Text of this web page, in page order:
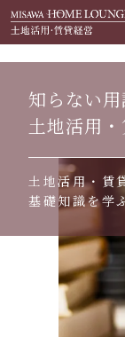
知らない用
土地活用
土地活用・賃
基礎知識を学